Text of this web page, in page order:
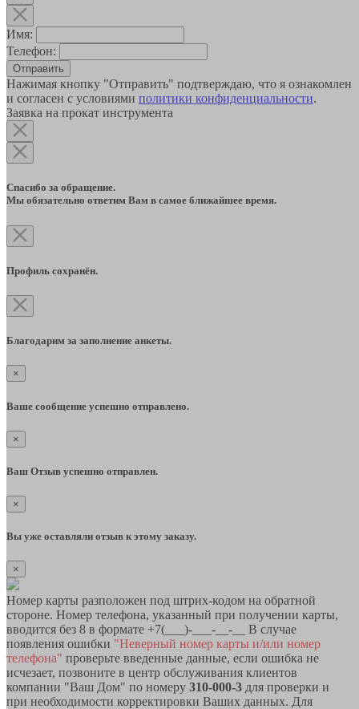
Имя:
Телефон:
Отправить
Нажимая кнопку "Отправить" подтверждаю, что я ознакомлен
и согласен с условиями политики конфиденциальности.
Заявка на прокат инструмента
Спасибо за обращение.
Мы обязательно ответим Вам в самое ближайшее время.
Профиль сохранён.
Благодарим за заполнение анкеты.
×
Ваше сообщение успешно отправлено.
×
Ваш Отзыв успешно отправлен.
×
Вы уже оставляли отзыв к этому заказу.
×
Номер карты разположен под штрих-кодом на обратной
стороне. Номер телефона, указанный при получении карты,
вводится без 8 в формате +7(___)-___-__-__ В случае
появления ошибки "Неверный номер карты и/или номер
телефона" проверьте введенные данные, если ошибка не
исчезает, позвоните в центр обслуживания клиентов
компании "Ваш Дом" по номеру 310-000-3 для проверки и
при необходимости корректировки Ваших данных. Для